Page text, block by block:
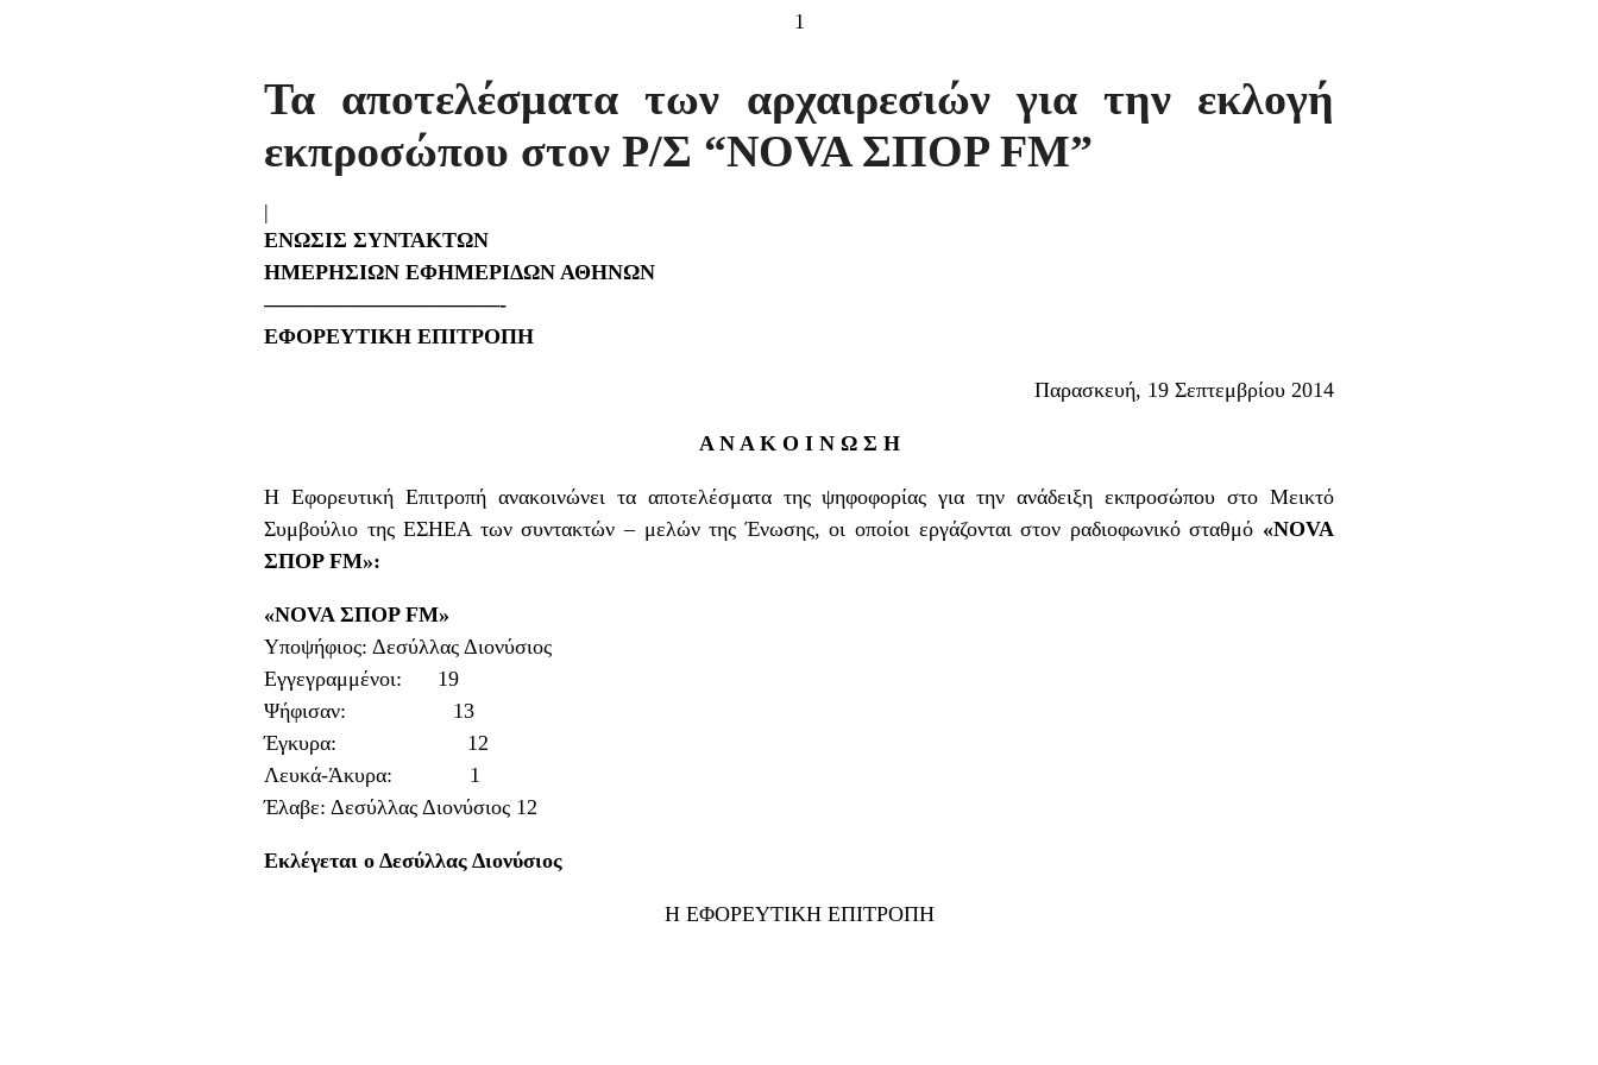
1
Τα αποτελέσματα των αρχαιρεσιών για την εκλογή
εκπροσώπου στον Ρ/Σ “NOVA ΣΠΟΡ FM”
|
ENΩΣΙΣ ΣΥΝΤΑΚΤΩΝ
ΗΜΕΡΗΣΙΩΝ ΕΦΗΜΕΡΙΔΩΝ ΑΘΗΝΩΝ
———————————-
ΕΦΟΡΕΥΤΙΚΗ ΕΠΙΤΡΟΠΗ
Παρασκευή, 19 Σεπτεμβρίου 2014
Α Ν Α Κ Ο Ι Ν Ω Σ Η
Η Εφορευτική Επιτροπή ανακοινώνει τα αποτελέσματα της ψηφοφορίας για την ανάδειξη εκπροσώπου στο Μεικτό
Συμβούλιο της ΕΣΗΕΑ των συντακτών – μελών της Ένωσης, οι οποίοι εργάζονται στον ραδιοφωνικό σταθμό «NOVA
ΣΠΟΡ FM»:
«NOVA ΣΠΟΡ FM»
Υποψήφιος: Δεσύλλας Διονύσιος
Εγγεγραμμένοι: 19
Ψήφισαν: 13
Έγκυρα: 12
Λευκά-Άκυρα: 1
Έλαβε: Δεσύλλας Διονύσιος 12
Εκλέγεται ο Δεσύλλας Διονύσιος
Η ΕΦΟΡΕΥΤΙΚΗ ΕΠΙΤΡΟΠΗ